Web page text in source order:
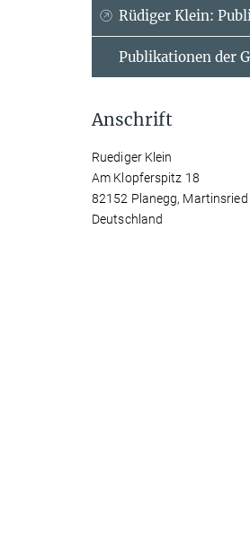
Rüdiger Klein:
Publikationen der
Anschrift
Ruediger Klein
Am Klopferspitz 18
82152 Planegg, Martinsried
Deutschland